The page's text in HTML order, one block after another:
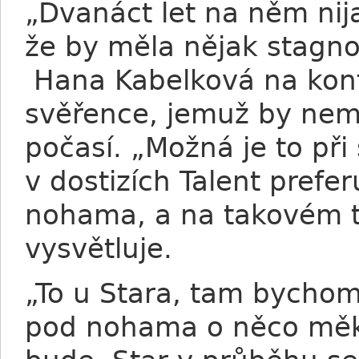
„Dvanáct let na něm
že by měla nějak
Hana Kabelková na
svěřence, jemuž by
počasí. „Možná je to
v dostizích Talent
nohama, a na takovém
vysvětluje.
„To u Stara, tam
pod nohama o něco